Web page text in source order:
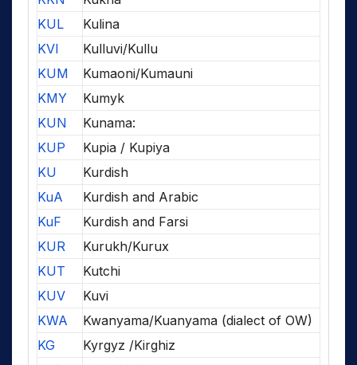
KUL
Kulina
KVI
Kulluvi/Kullu
KUM
Kumaoni/Kumauni
KMY
Kumyk
KUN
Kunama:
KUP
Kupia / Kupiya
KU
Kurdish
KuA
Kurdish and Arabic
KuF
Kurdish and Farsi
KUR
Kurukh/Kurux
KUT
Kutchi
KUV
Kuvi
KWA
Kwanyama/Kuanyama (dialect of OW)
KG
Kyrgyz /Kirghiz